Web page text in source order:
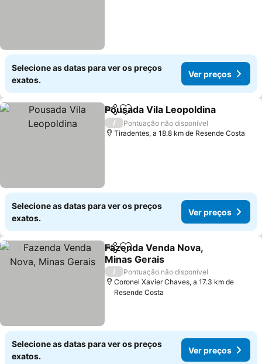
Selecione as datas para ver os preços
exatos.
Ver preços
PartilharAdicionar aos favoritos
Pousada Vila Leopoldina
/
Pontuação não disponível
Tiradentes, a 18.8 km de Resende Costa
Selecione as datas para ver os preços
exatos.
Ver preços
PartilharAdicionar aos favoritos
Fazenda Venda Nova,
Minas Gerais
/
Pontuação não disponível
Coronel Xavier Chaves, a 17.3 km de
Resende Costa
Selecione as datas para ver os preços
exatos.
Ver preços